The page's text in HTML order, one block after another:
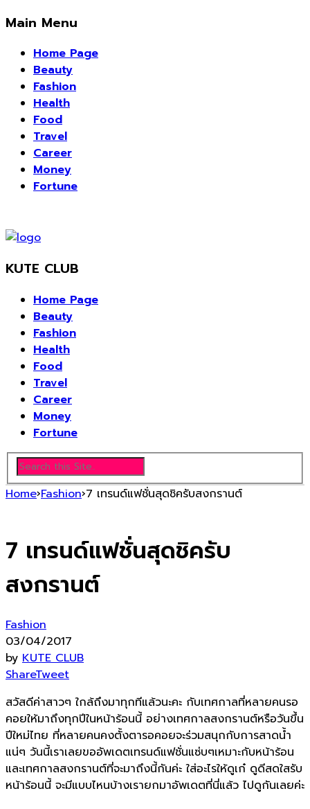
Main Menu
Home Page
Beauty
Fashion
Health
Food
Travel
Career
Money
Fortune
KUTE CLUB
Home Page
Beauty
Fashion
Health
Food
Travel
Career
Money
Fortune
Home›Fashion›7 เทรนด์แฟชั่นสุดชิครับสงกรานต์
7 เทรนด์แฟชั่นสุดชิครับ
สงกรานต์
Fashion
03/04/2017
by KUTE CLUB
ShareTweet
สวัสดีค่าสาวๆ ใกล้ถึงมาทุกทีแล้วนะคะ กับเทศกาลที่หลายคนรอ
คอยให้มาถึงทุกปีในหน้าร้อนนี้ อย่างเทศกาลสงกรานต์หรือวันขึ้น
ปีใหม่ไทย ที่หลายคนคงตั้งตารอคอยจะร่วมสนุกกับการสาดน้ำ
แน่ๆ วันนี้เราเลยขออัพเดตเทรนด์แฟชั่นแซ่บๆเหมาะกับหน้าร้อน
และเทศกาลสงกรานต์ที่จะมาถึงนี้กันค่ะ ใส่อะไรให้ดูเก๋ ดูดีสดใสรับ
หน้าร้อนนี้ จะมีแบบไหนบ้างเรายกมาอัพเดตที่นี่แล้ว ไปดูกันเลยค่ะ